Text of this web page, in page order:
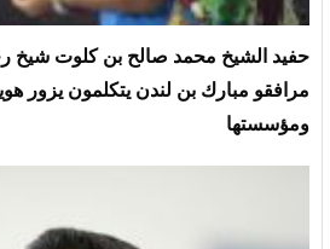
حفيد الشيخ محمد صالح بن كلوت شيخ
مرافقو مبارك بن لندن يتكلمون يزور
ومؤسستها